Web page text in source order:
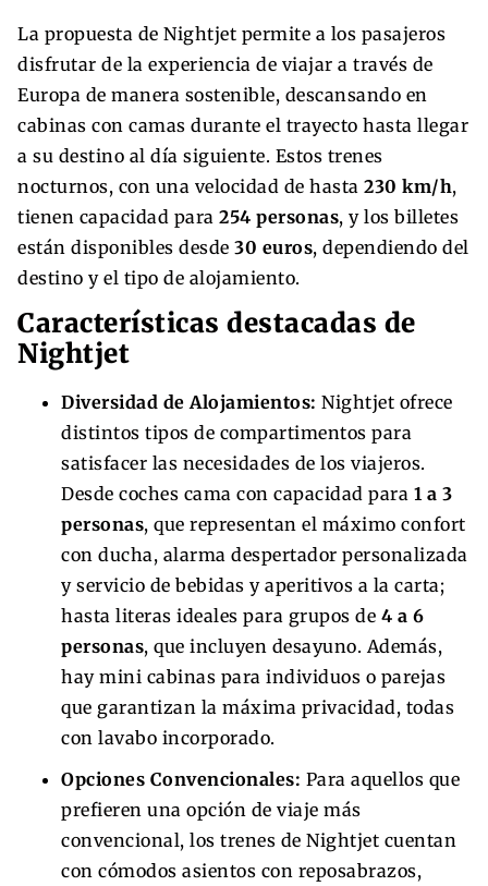
La propuesta de Nightjet permite a los pasajeros
disfrutar de la experiencia de viajar a través de
Europa de manera sostenible, descansando en
cabinas con camas durante el trayecto hasta llegar
a su destino al día siguiente. Estos trenes
nocturnos, con una velocidad de hasta 230 km/h,
tienen capacidad para 254 personas, y los billetes
están disponibles desde 30 euros, dependiendo del
destino y el tipo de alojamiento.
Características destacadas de
Nightjet
Diversidad de Alojamientos: Nightjet ofrece
distintos tipos de compartimentos para
satisfacer las necesidades de los viajeros.
Desde coches cama con capacidad para 1 a 3
personas, que representan el máximo confort
con ducha, alarma despertador personalizada
y servicio de bebidas y aperitivos a la carta;
hasta literas ideales para grupos de 4 a 6
personas, que incluyen desayuno. Además,
hay mini cabinas para individuos o parejas
que garantizan la máxima privacidad, todas
con lavabo incorporado.
Opciones Convencionales: Para aquellos que
prefieren una opción de viaje más
convencional, los trenes de Nightjet cuentan
con cómodos asientos con reposabrazos,